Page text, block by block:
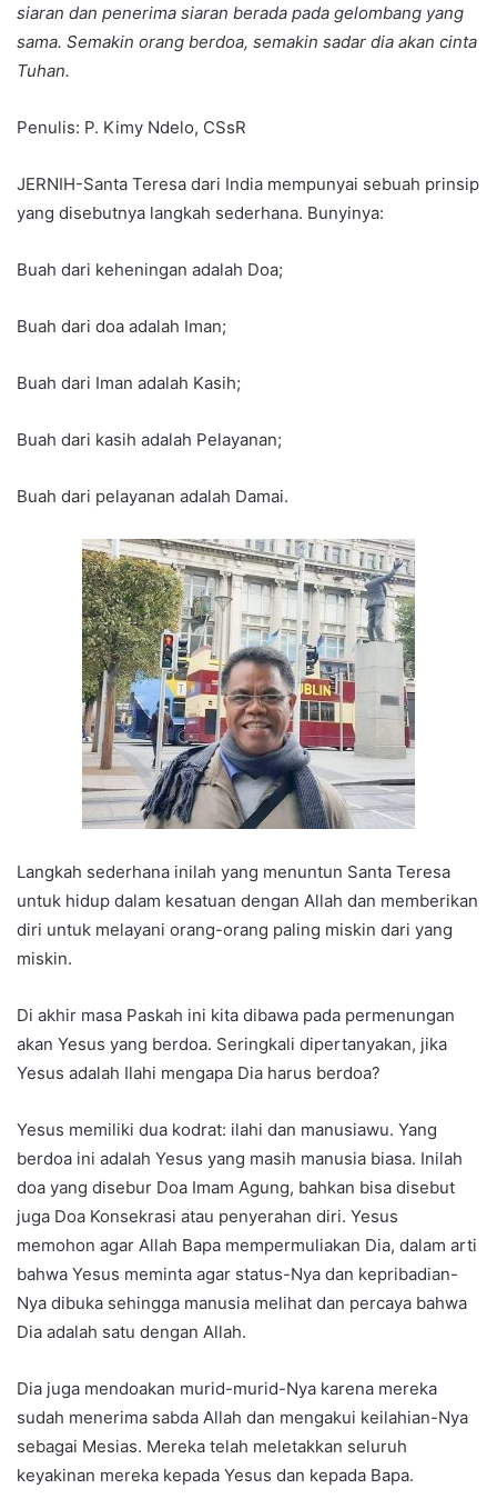
siaran dan penerima siaran berada pada gelombang yang
sama. Semakin orang berdoa, semakin sadar dia akan cinta
Tuhan.
Penulis: P. Kimy Ndelo, CSsR
JERNIH-Santa Teresa dari India mempunyai sebuah prinsip
yang disebutnya langkah sederhana. Bunyinya:
Buah dari keheningan adalah Doa;
Buah dari doa adalah Iman;
Buah dari Iman adalah Kasih;
Buah dari kasih adalah Pelayanan;
Buah dari pelayanan adalah Damai.
Langkah sederhana inilah yang menuntun Santa Teresa
untuk hidup dalam kesatuan dengan Allah dan memberikan
diri untuk melayani orang-orang paling miskin dari yang
miskin.
Di akhir masa Paskah ini kita dibawa pada permenungan
akan Yesus yang berdoa. Seringkali dipertanyakan, jika
Yesus adalah Ilahi mengapa Dia harus berdoa?
Yesus memiliki dua kodrat: ilahi dan manusiawu. Yang
berdoa ini adalah Yesus yang masih manusia biasa. Inilah
doa yang disebur Doa Imam Agung, bahkan bisa disebut
juga Doa Konsekrasi atau penyerahan diri. Yesus
memohon agar Allah Bapa mempermuliakan Dia, dalam arti
bahwa Yesus meminta agar status-Nya dan kepribadian-
Nya dibuka sehingga manusia melihat dan percaya bahwa
Dia adalah satu dengan Allah.
Dia juga mendoakan murid-murid-Nya karena mereka
sudah menerima sabda Allah dan mengakui keilahian-Nya
sebagai Mesias. Mereka telah meletakkan seluruh
keyakinan mereka kepada Yesus dan kepada Bapa.